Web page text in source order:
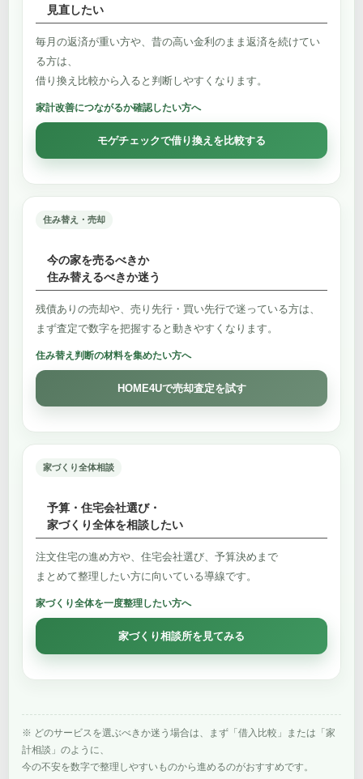
見直したい
毎月の返済が重い方や、昔の高い金利のまま返済を続けてい
る方は、
借り換え比較から入ると判断しやすくなります。
家計改善につながるか確認したい方へ
モゲチェックで借り換えを比較する
住み替え・売却
今の家を売るべきか
住み替えるべきか迷う
残債ありの売却や、売り先行・買い先行で迷っている方は、
まず査定で数字を把握すると動きやすくなります。
住み替え判断の材料を集めたい方へ
HOME4Uで売却査定を試す
家づくり全体相談
予算・住宅会社選び・
家づくり全体を相談したい
注文住宅の進め方や、住宅会社選び、予算決めまで
まとめて整理したい方に向いている導線です。
家づくり全体を一度整理したい方へ
家づくり相談所を見てみる
※ どのサービスを選ぶべきか迷う場合は、まず「借入比較」または「家
計相談」のように、
今の不安を数字で整理しやすいものから進めるのがおすすめです。